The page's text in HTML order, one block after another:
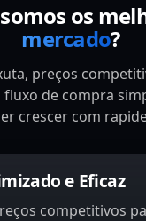
os
mercado?
preços
de compra
crescer com
e Eficaz
competitivos